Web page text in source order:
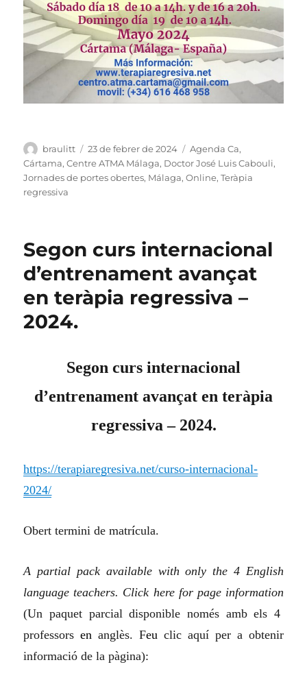
Autor
braulitt
Publicat
el
23 de febrer de 2024 Categories
Agenda Ca,
Cártama,Centre ATMA Málaga, Doctor José Luis Cabouli,
Jornades de portes obertes, Málaga,Online,Teràpia
regressiva
Segon curs internacional
d’entrenament avançat
en teràpia regressiva –
2024.
Segon curs internacional
d’entrenament avançat en teràpia
regressiva – 2024.
https://terapiaregresiva.net/curso-internacional-
2024/
Obert termini de matrícula.
A partial pack available with only the 4 English
language teachers. Click here for page information
(Un paquet parcial disponible només amb els 4
professorsenanglès. Feu clic aquí per a obtenir
informació de la pàgina):